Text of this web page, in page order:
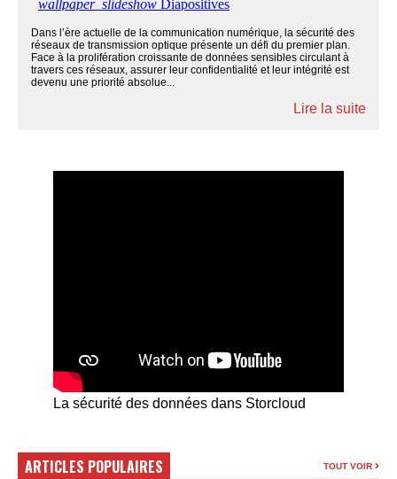
Dans l’ère actuelle de la communication numérique, la sécurité des
réseaux de transmission optique présente un défi du premier plan.
Face à la prolifération croissante de données sensibles circulant à
travers ces réseaux, assurer leur confidentialité et leur intégrité est
devenu une priorité absolue...
Lire la suite
La sécurité des données dans Storcloud
ARTICLES POPULAIRES TOUT VOIR